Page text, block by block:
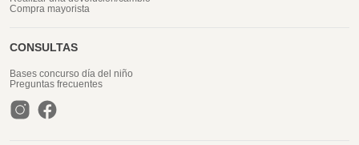
Compra mayorista
CONSULTAS
Bases concurso día del niño
Preguntas frecuentes